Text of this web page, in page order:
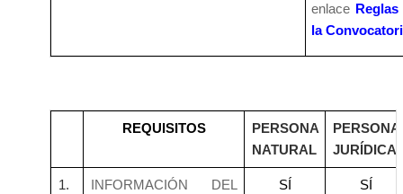
enlace Reglas
la
REQUISITOS
PERSONA
NATURAL
PERSONA
JURÍDICA
1.
INFORMACIÓN DEL
SÍ SÍ